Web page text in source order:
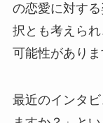
の恋愛に対す
択とも考えら
可能性がありま
最近のインタ